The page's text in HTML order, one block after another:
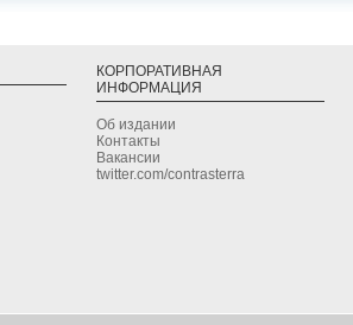
КОРПОРАТИВНАЯ
ИНФОРМАЦИЯ
Об издании
Контакты
Вакансии
twitter.com/contrasterra